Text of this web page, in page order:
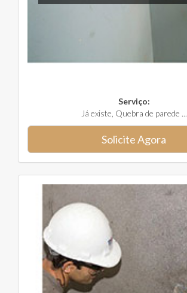
Serviço:
Já existe, Quebra de parede ...
Solicite Agora